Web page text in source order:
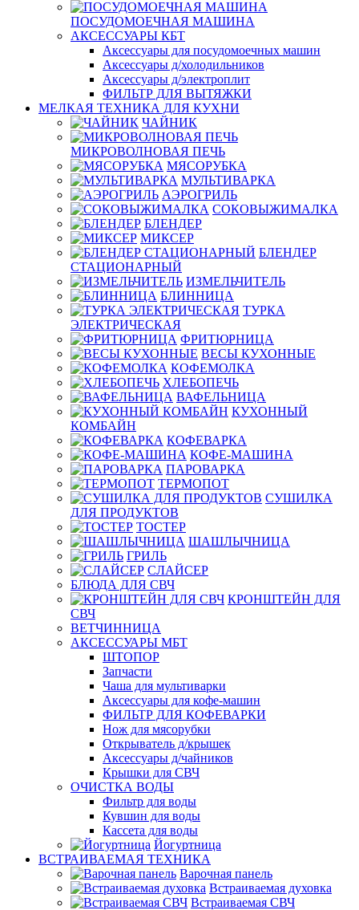
ПОСУДОМОЕЧНАЯ МАШИНА
АКСЕССУАРЫ КБТ
Аксессуары для посудомоечных машин
Аксессуары д/холодильников
Аксессуары д/электроплит
ФИЛЬТР ДЛЯ ВЫТЯЖКИ
МЕЛКАЯ ТЕХНИКА ДЛЯ КУХНИ
ЧАЙНИК
МИКРОВОЛНОВАЯ ПЕЧЬ
МЯСОРУБКА
МУЛЬТИВАРКА
АЭРОГРИЛЬ
СОКОВЫЖИМАЛКА
БЛЕНДЕР
МИКСЕР
БЛЕНДЕР
СТАЦИОНАРНЫЙ
ИЗМЕЛЬЧИТЕЛЬ
БЛИННИЦА
ТУРКА
ЭЛЕКТРИЧЕСКАЯ
ФРИТЮРНИЦА
ВЕСЫ КУХОННЫЕ
КОФЕМОЛКА
ХЛЕБОПЕЧЬ
ВАФЕЛЬНИЦА
КУХОННЫЙ
КОМБАЙН
КОФЕВАРКА
КОФЕ-МАШИНА
ПАРОВАРКА
ТЕРМОПОТ
СУШИЛКА
ДЛЯ ПРОДУКТОВ
ТОСТЕР
ШАШЛЫЧНИЦА
ГРИЛЬ
СЛАЙСЕР
БЛЮДА ДЛЯ СВЧ
КРОНШТЕЙН ДЛЯ
СВЧ
ВЕТЧИННИЦА
АКСЕССУАРЫ МБТ
ШТОПОР
Запчасти
Чаша для мультиварки
Аксессуары для кофе-машин
ФИЛЬТР ДЛЯ КОФЕВАРКИ
Нож для мясорубки
Открыватель д/крышек
Аксессуары д/чайников
Крышки для СВЧ
ОЧИСТКА ВОДЫ
Фильтр для воды
Кувшин для воды
Кассета для воды
Йогуртница
ВСТРАИВАЕМАЯ ТЕХНИКА
Варочная панель
Встраиваемая духовка
Встраиваемая СВЧ